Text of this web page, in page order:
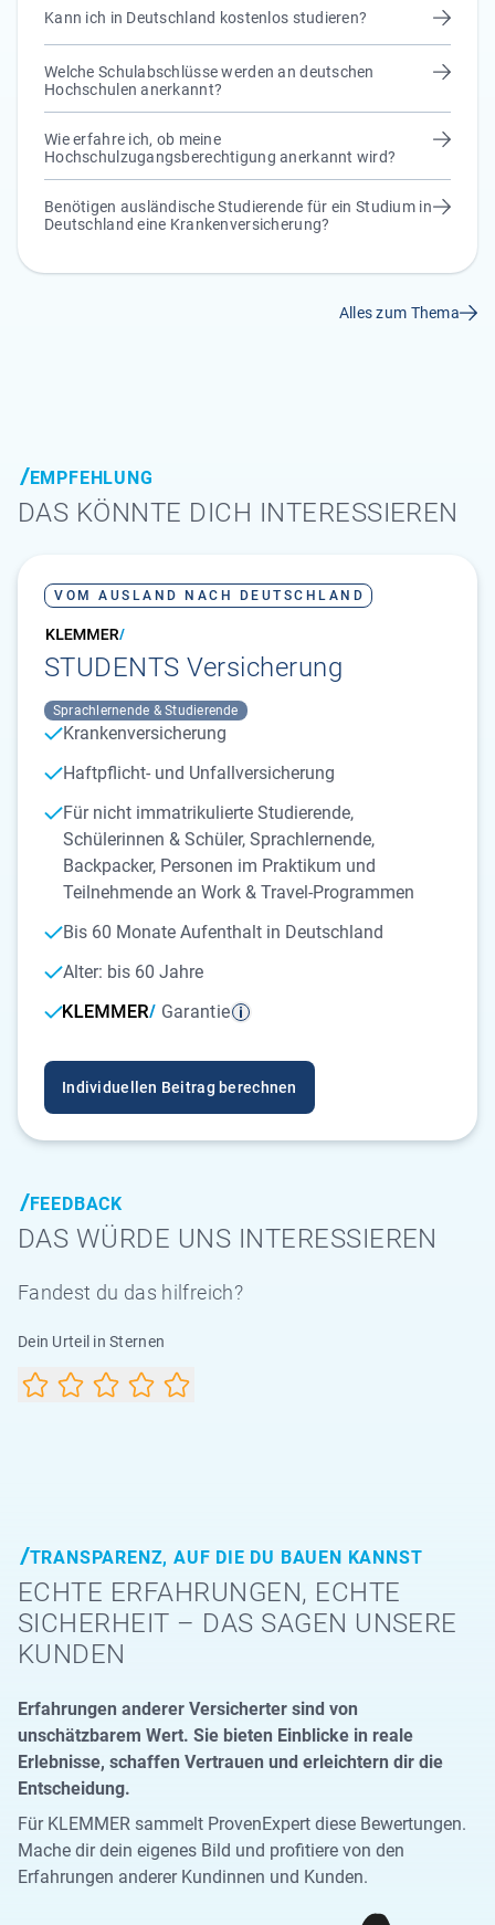
Kann ich in Deutschland kostenlos studieren?
Welche Schulabschlüsse werden an deutschen
Hochschulen anerkannt?
Wie erfahre ich, ob meine
Hochschulzugangsberechtigung anerkannt wird?
Benötigen ausländische Studierende für ein Studium in
Deutschland eine Krankenversicherung?
Alles zum Thema
EMPFEHLUNG
DAS KÖNNTE DICH INTERESSIEREN
VOM AUSLAND NACH DEUTSCHLAND
STUDENTS Versicherung
Sprachlernende & Studierende
Krankenversicherung
Haftpflicht- und Unfallversicherung
Für nicht immatrikulierte Studierende,
Schülerinnen & Schüler, Sprachlernende,
Backpacker, Personen im Praktikum und
Teilnehmende an Work & Travel-Programmen
Bis 60 Monate Aufenthalt in Deutschland
Alter: bis 60 Jahre
Garantie
Individuellen Beitrag berechnen
FEEDBACK
DAS WÜRDE UNS INTERESSIEREN
Fandest du das hilfreich?
Dein Urteil in Sternen
TRANSPARENZ, AUF DIE DU BAUEN KANNST
ECHTE ERFAHRUNGEN, ECHTE
SICHERHEIT – DAS SAGEN UNSERE
KUNDEN
Erfahrungen anderer Versicherter sind von
unschätzbarem Wert. Sie bieten Einblicke in reale
Erlebnisse, schaffen Vertrauen und erleichtern dir die
Entscheidung.
Für KLEMMER sammelt ProvenExpert diese Bewertungen.
Mache dir dein eigenes Bild und profitiere von den
Erfahrungen anderer Kundinnen und Kunden.